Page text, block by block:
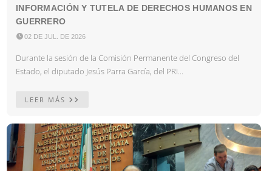
INFORMACIÓN Y TUTELA DE DERECHOS HUMANOS EN
GUERRERO
02 DE JUL. DE 2026
Durante la sesión de la Comisión Permanente del Congreso del
Estado, el diputado Jesús Parra García, del PRI...
LEER MÁS